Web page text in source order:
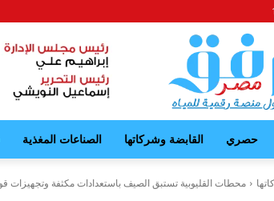
حصري القابضة وشركاتها الصناعات المغذية
محطات القليوبية تستبق الصيف باستعدادات مكثفة وتجهيزات